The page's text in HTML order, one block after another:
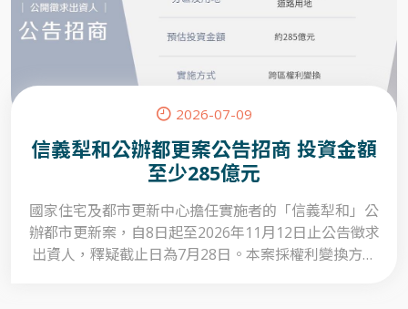
2026-07-09
信義犁和公辦都更案公告招商 投資金額
至少285億元
國家住宅及都市更新中心擔任實施者的「信義犁和」公
辦都市更新案，自8日起至2026年11月12日止公告徵求
出資人，釋疑截止日為7月28日。本案採權利變換方式